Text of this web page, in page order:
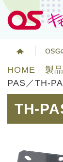
HOME 製
PAS／TH-
TH-